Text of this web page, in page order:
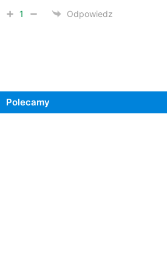
1 Odpowiedz
Polecamy